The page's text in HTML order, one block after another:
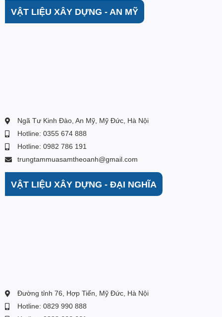
VẬT LIỆU XÂY DỰNG - AN MỸ
Ngã Tư Kinh Đào, An Mỹ, Mỹ Đức, Hà Nội
Hotline: 0355 674 888
Hotline: 0982 786 191
trungtammuasamtheoanh@gmail.com
VẬT LIỆU XÂY DỰNG - ĐẠI NGHĨA
Đường tỉnh 76, Hợp Tiến, Mỹ Đức, Hà Nội
Hotline: 0829 990 888